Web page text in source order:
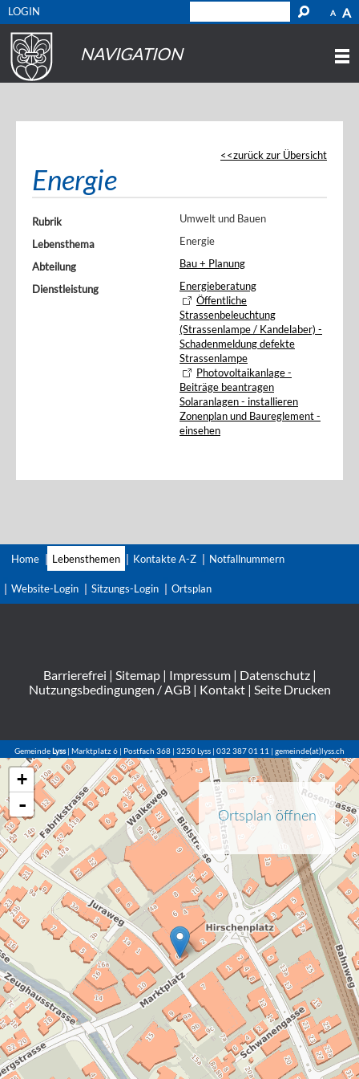
A A
LOGIN
NAVIGATION
zurück zur Übersicht
Energie
Rubrik
Umwelt und Bauen
Lebensthema
Energie
Abteilung
Bau + Planung
Dienstleistung
Energieberatung
Öffentliche
Strassenbeleuchtung
(Strassenlampe / Kandelaber) -
Schadenmeldung defekte
Strassenlampe
Photovoltaikanlage -
Beiträge beantragen
Solaranlagen - installieren
Zonenplan und Baureglement -
einsehen
Home Lebensthemen Kontakte A-Z Notfallnummern
Website-Login Sitzungs-Login Ortsplan
Barrierefrei | Sitemap| Impressum| Datenschutz|
Nutzungsbedingungen / AGB| Kontakt| Seite Drucken
GemeindeLyss| Marktplatz 6 | Postfach 368 | 3250 Lyss | 032 387 01 11 | gemeinde(at)lyss.ch